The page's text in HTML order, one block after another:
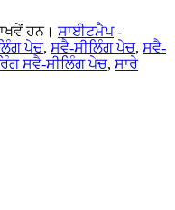
ਹਨ। ਸਾਈਟਮੈਪ-
ਪੇਚ, ਸਵੈ-ਸੀਲਿੰਗ ਪੇਚ, ਸਵੈ-
ਸਵੈ-ਸੀਲਿੰਗ ਪੇਚ, ਸਾਰੇ